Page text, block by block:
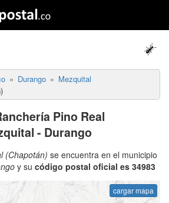
Durango
Mezquital
Pino Real
- Durango
(Chapotán) se encuentra en el municipio
y su código postal oficial es 34983
cargar mapa